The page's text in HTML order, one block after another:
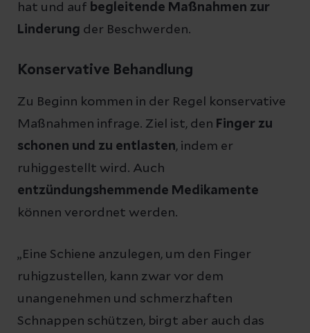
hat und auf begleitende Maßnahmen zur
Linderung der Beschwerden.
Konservative Behandlung
Zu Beginn kommen in der Regel konservative
Maßnahmen infrage. Ziel ist, den Finger zu
schonen und zu entlasten, indem er
ruhiggestellt wird. Auch
entzündungshemmende Medikamente
können verordnet werden.
„Eine Schiene anzulegen, um den Finger
ruhigzustellen, kann zwar vor dem
unangenehmen und schmerzhaften
Schnappen schützen, birgt aber auch das